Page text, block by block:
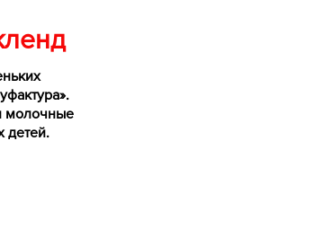
молочные
детей.